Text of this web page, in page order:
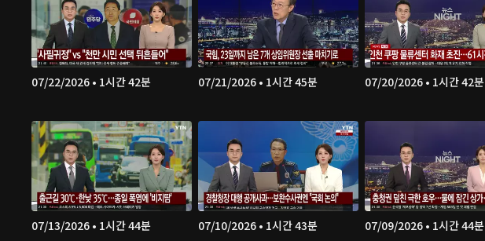
07/22/2026 • 1시간 42분 07/21/2026 • 1시간 45분 07/20/2026 • 1시간 42분
07/13/2026 • 1시간 44분 07/10/2026 • 1시간 43분 07/09/2026 • 1시간 44분